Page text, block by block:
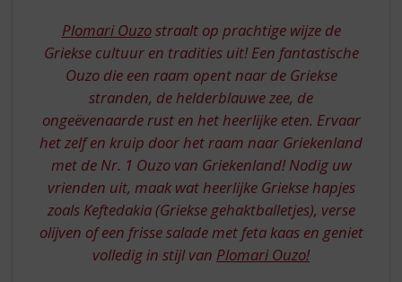
TO
GREECE
Plomari Ouzostraalt op prachtige wijze de
Griekse cultuur en tradities uit! Een fantastische
Ouzo die een raam opent naar de Griekse
stranden, de helderblauwe zee, de
ongeëvenaarde rust en het heerlijke eten. Ervaar
het zelf en kruip door het raam naar Griekenland
met de Nr. 1 Ouzo van Griekenland! Nodig uw
vrienden uit, maak wat heerlijke Griekse hapjes
zoals Keftedakia (Griekse gehaktballetjes), verse
olijven of een frisse salade met feta kaas en geniet
volledig in stijl van Plomari Ouzo!